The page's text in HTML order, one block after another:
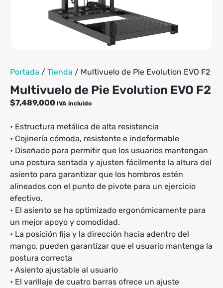
Portada / Tienda / Multivuelo de Pie Evolution EVO F2
Multivuelo de Pie Evolution EVO F2
$7,489,000 IVA incluido
• Estructura metálica de alta resistencia
• Cojinería cómoda, resistente e indeformable
• Diseñado para permitir que los usuarios mantengan
una postura sentada y ajusten fácilmente la altura del
asiento para garantizar que los hombros estén
alineados con el punto de pivote para un ejercicio
efectivo.
• El asiento se ha optimizado ergonómicamente para
un mejor apoyo y comodidad.
• La posición fija y la dirección hacia adentro del
mango, pueden garantizar que el usuario mantenga la
postura correcta
• Asiento ajustable al usuario
• El varillaje de cuatro barras ofrece un ajuste